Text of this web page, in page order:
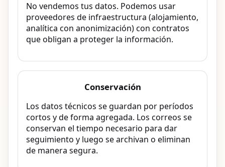
No vendemos tus datos. Podemos usar
proveedores de infraestructura (alojamiento,
analítica con anonimización) con contratos
que obligan a proteger la información.
Conservación
Los datos técnicos se guardan por períodos
cortos y de forma agregada. Los correos se
conservan el tiempo necesario para dar
seguimiento y luego se archivan o eliminan
de manera segura.